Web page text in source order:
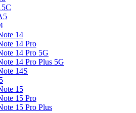
14
14 Pro
14 Pro 5G
14 Pro Plus 5G
14S
15
15 Pro
15 Pro Plus